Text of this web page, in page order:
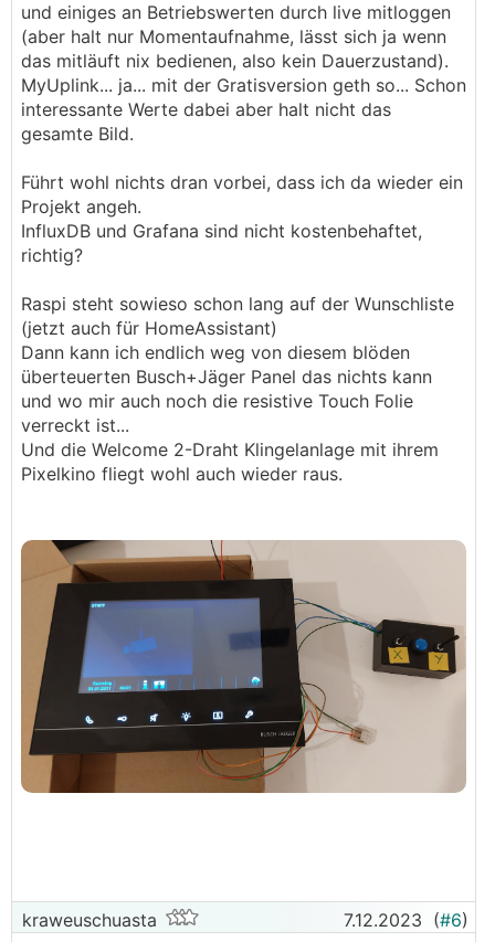
und einiges an Betriebswerten durch live mitloggen
(aber halt nur Momentaufnahme, lässt sich ja wenn
das mitläuft nix bedienen, also kein Dauerzustand).
MyUplink... ja... mit der Gratisversion geth so... Schon
interessante Werte dabei aber halt nicht das
gesamte Bild.
Führt wohl nichts dran vorbei, dass ich da wieder ein
Projekt angeh.
InfluxDB und Grafana sind nicht kostenbehaftet,
richtig?
Raspi steht sowieso schon lang auf der Wunschliste
(jetzt auch für HomeAssistant)
Dann kann ich endlich weg von diesem blöden
überteuerten Busch+Jäger Panel das nichts kann
und wo mir auch noch die resistive Touch Folie
verreckt ist...
Und die Welcome 2-Draht Klingelanlage mit ihrem
Pixelkino fliegt wohl auch wieder raus.
kraweuschuasta 7.12.2023 (#6)